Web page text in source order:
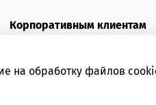
Корпоративным клиентам
на обработку файлов